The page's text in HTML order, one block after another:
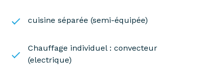
cuisine séparée (semi-équipée)
Chauffage individuel : convecteur
(electrique)